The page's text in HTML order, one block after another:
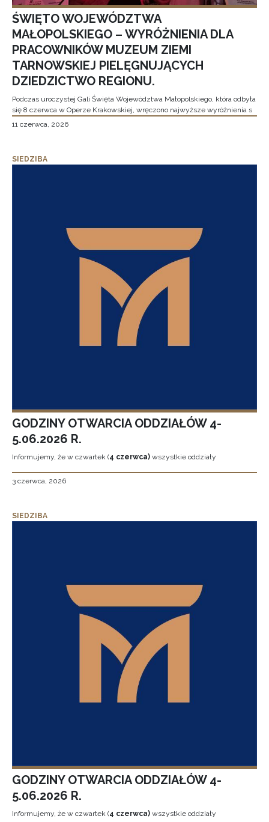
ŚWIĘTO WOJEWÓDZTWA
MAŁOPOLSKIEGO – WYRÓŻNIENIA DLA
PRACOWNIKÓW MUZEUM ZIEMI
TARNOWSKIEJ PIELĘGNUJĄCYCH
DZIEDZICTWO REGIONU.
Podczas uroczystej Gali Święta Województwa Małopolskiego, która odbyła
się 8 czerwca w Operze Krakowskiej, wręczono najwyższe wyróżnienia s
11 czerwca, 2026
SIEDZIBA
GODZINY OTWARCIA ODDZIAŁÓW 4-
5.06.2026 R.
Informujemy, że w czwartek (4 czerwca) wszystkie oddziały
3 czerwca, 2026
SIEDZIBA
GODZINY OTWARCIA ODDZIAŁÓW 4-
5.06.2026 R.
Informujemy, że w czwartek (4 czerwca) wszystkie oddziały